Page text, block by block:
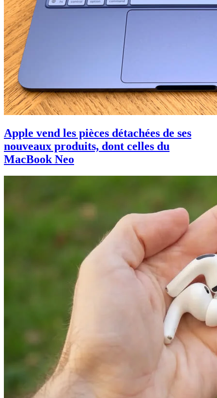
Apple vend les pièces détachées de ses
nouveaux produits, dont celles du
MacBook Neo